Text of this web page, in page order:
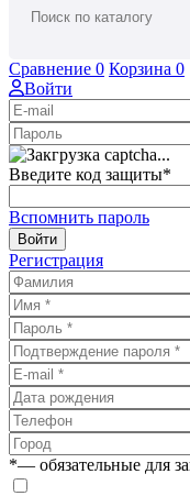
Сравнение 0 Корзина 0
Войти
Введите код защиты*
Вспомнить пароль
Войти
Регистрация
*— обязательные для